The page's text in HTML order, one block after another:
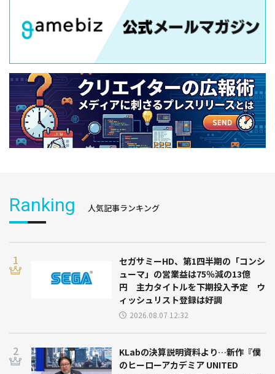
Ranking 人気記事ランキング
セガサミーHD、第1四半期の「コンシ
ューマ」の営業益は75％減の13億
円 主力タイトルを下期投入予定 ウ
ィッシュリスト登録は好調
2026.08.07 12:32
KLabの決算説明資料より…新作『僕
のヒーローアカデミア UNITED